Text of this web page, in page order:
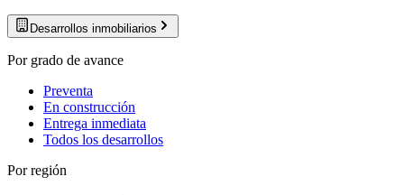
Desarrollos inmobiliarios
Por grado de avance
Preventa
En construcción
Entrega inmediata
Todos los desarrollos
Por región